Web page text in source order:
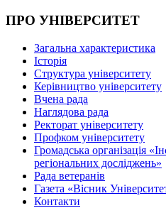
ПРО УНІВЕРСИТЕТ
Загальна характеристика
Історія
Структура університету
Керівництво університету
Вчена рада
Наглядова рада
Ректорат університету
Профком університету
Громадська організація
регіональних досліджень»
Рада ветеранів
Газета «Вісник
Контакти